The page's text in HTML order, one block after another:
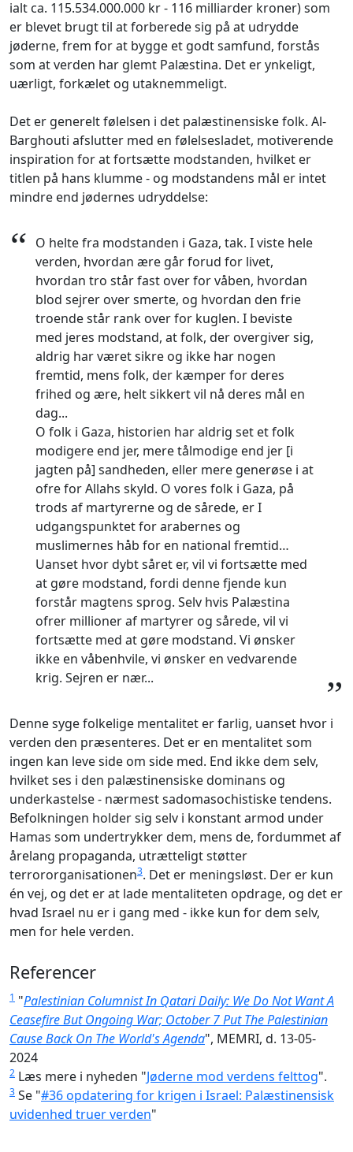
ialt ca. 115.534.000.000 kr - 116 milliarder kroner) som
er blevet brugt til at forberede sig på at udrydde
jøderne, frem for at bygge et godt samfund, forstås
som at verden har glemt Palæstina. Det er ynkeligt,
uærligt, forkælet og utaknemmeligt.
Det er generelt følelsen i det palæstinensiske folk. Al-
Barghouti afslutter med en følelsesladet, motiverende
inspiration for at fortsætte modstanden, hvilket er
titlen på hans klumme - og modstandens mål er intet
mindre end jødernes udryddelse:
“ O helte fra modstanden i Gaza, tak. I viste hele
verden, hvordan ære går forud for livet,
hvordan tro står fast over for våben, hvordan
blod sejrer over smerte, og hvordan den frie
troende står rank over for kuglen. I beviste
med jeres modstand, at folk, der overgiver sig,
aldrig har været sikre og ikke har nogen
fremtid, mens folk, der kæmper for deres
frihed og ære, helt sikkert vil nå deres mål en
dag...
O folk i Gaza, historien har aldrig set et folk
modigere end jer, mere tålmodige end jer [i
jagten på] sandheden, eller mere generøse i at
ofre for Allahs skyld. O vores folk i Gaza, på
trods af martyrerne og de sårede, er I
udgangspunktet for arabernes og
muslimernes håb for en national fremtid…
Uanset hvor dybt såret er, vil vi fortsætte med
at gøre modstand, fordi denne fjende kun
forstår magtens sprog. Selv hvis Palæstina
ofrer millioner af martyrer og sårede, vil vi
fortsætte med at gøre modstand. Vi ønsker
ikke en våbenhvile, vi ønsker en vedvarende
krig. Sejren er nær...
”
Denne syge folkelige mentalitet er farlig, uanset hvor i
verden den præsenteres. Det er en mentalitet som
ingen kan leve side om side med. End ikke dem selv,
hvilket ses i den palæstinensiske dominans og
underkastelse - nærmest sadomasochistiske tendens.
Befolkningen holder sig selv i konstant armod under
Hamas som undertrykker dem, mens de, fordummet af
årelang propaganda, utrætteligt støtter
terrororganisationen3. Det er meningsløst. Der er kun
én vej, og det er at lade mentaliteten opdrage, og det er
hvad Israel nu er i gang med - ikke kun for dem selv,
men for hele verden.
Referencer
1 "Palestinian Columnist In Qatari Daily: We Do Not Want A
Ceasefire But Ongoing War; October 7 Put The Palestinian
Cause Back On The World's Agenda", MEMRI, d. 13-05-
2024
2 Læs mere i nyheden "Jøderne mod verdens felttog".
3 Se "#36 opdatering for krigen i Israel: Palæstinensisk
uvidenhed truer verden"